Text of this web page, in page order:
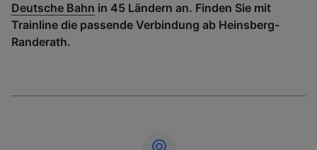
Deutsche Bahn in 45 Ländern an. Finden Sie mit
Trainline die passende Verbindung ab Heinsberg-
Randerath.